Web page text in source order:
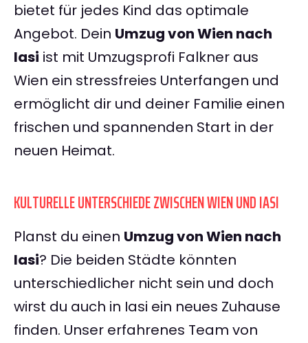
bietet für jedes Kind das optimale
Angebot. Dein Umzug von Wien nach
Iasi ist mit Umzugsprofi Falkner aus
Wien ein stressfreies Unterfangen und
ermöglicht dir und deiner Familie einen
frischen und spannenden Start in der
neuen Heimat.
KULTURELLE UNTERSCHIEDE ZWISCHEN WIEN UND IASI
Planst du einen Umzug von Wien nach
Iasi? Die beiden Städte könnten
unterschiedlicher nicht sein und doch
wirst du auch in Iasi ein neues Zuhause
finden. Unser erfahrenes Team von